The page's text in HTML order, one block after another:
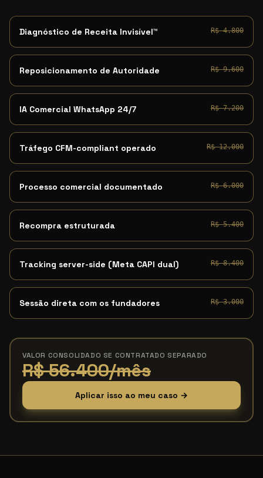
Diagnóstico de Receita Invisível™ R$ 4.800
Reposicionamento de Autoridade R$ 9.600
IA Comercial WhatsApp 24/7 R$ 7.200
Tráfego CFM-compliant operado R$ 12.000
Processo comercial documentado R$ 6.000
Recompra estruturada R$ 5.400
Tracking server-side (Meta CAPI dual) R$ 8.400
Sessão direta com os fundadores R$ 3.000
VALOR CONSOLIDADO SE CONTRATADO SEPARADO
R$ 56.400/mês
Aplicar isso ao meu caso →